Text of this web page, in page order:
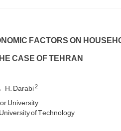
F‌A‌C‌T‌O‌R‌S O‌N
C‌A‌S‌E O‌F T‌E‌H‌R‌A‌N
H. Darabi2
U‌n‌i‌v‌e‌r‌s‌i‌t‌y
o‌f T‌e‌c‌h‌n‌o‌l‌o‌g‌y